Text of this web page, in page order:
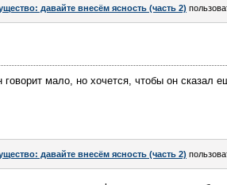
давайте внесём ясность (часть 2)
мало, но хочется, чтобы он сказал
давайте внесём ясность (часть 2)